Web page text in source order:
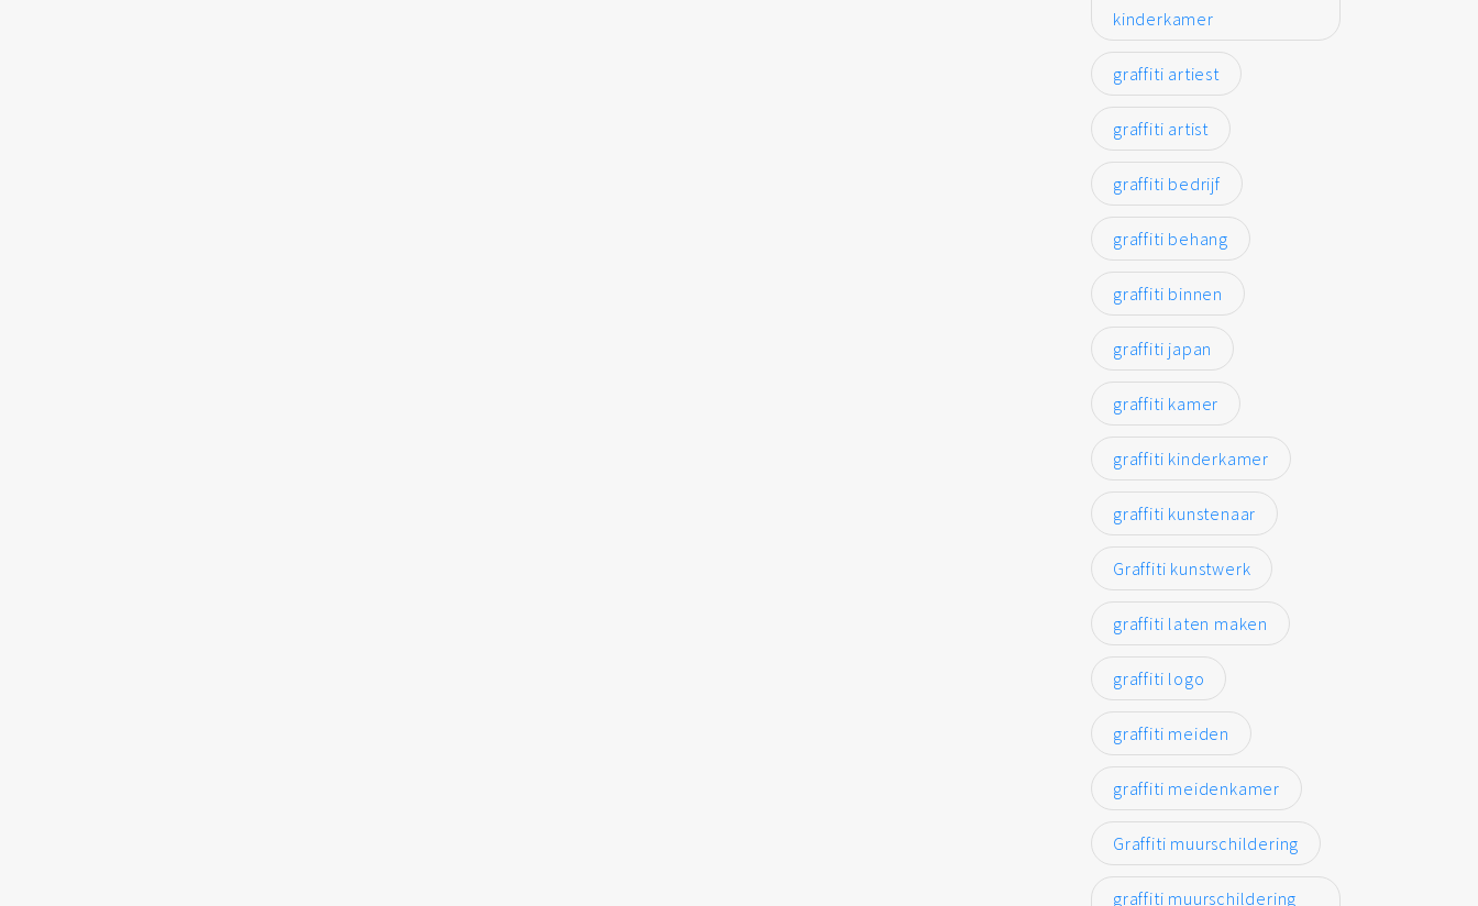
kinderkamer
graffiti artiest
graffiti artist
graffiti bedrijf
graffiti behang
graffiti binnen
graffiti japan
graffiti kamer
graffiti kinderkamer
graffiti kunstenaar
Graffiti kunstwerk
graffiti laten maken
graffiti logo
graffiti meiden
graffiti meidenkamer
Graffiti muurschildering
graffiti muurschildering